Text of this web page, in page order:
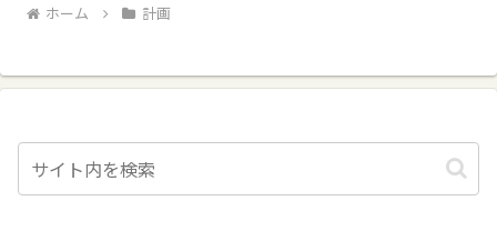
ホーム 計画